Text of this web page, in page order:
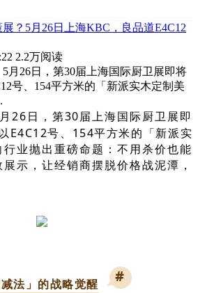
？5月26日上海KBC，良品道E4C12
2.2万阅读
5月26日，第30届上海国际厨卫展即将
号、154平方米的「新派实木定制美
26日，第30届上海国际厨卫展即
E4C12号、154平方米的「新派实
业抛出重磅命题：不用杀价也能
示，让经销商摆脱价格战泥潭，
法」的战略觉醒
#